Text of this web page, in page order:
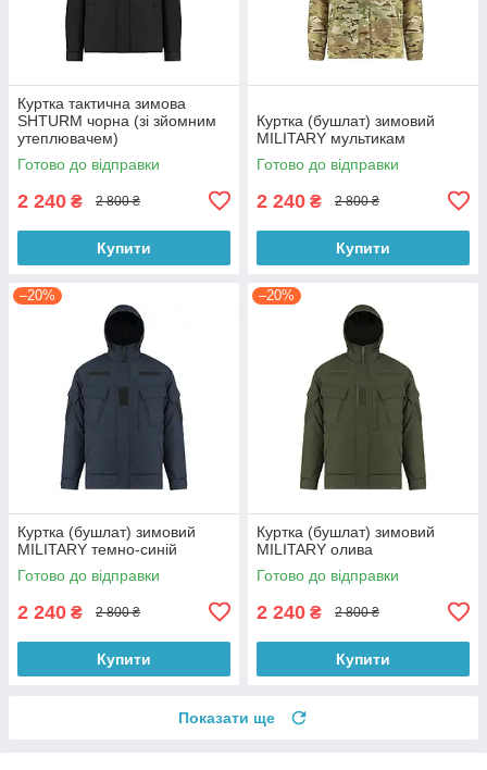
Куртка тактична зимова
SHTURM чорна (зі зйомним
утеплювачем)
Готово до відправки
2 240 ₴ 2 800 ₴
Купити
Куртка (бушлат) зимовий
MILITARY мультикам
Готово до відправки
2 240 ₴ 2 800 ₴
Купити
–20%
Куртка (бушлат) зимовий
MILITARY темно-синій
Готово до відправки
2 240 ₴ 2 800 ₴
Купити
–20%
Куртка (бушлат) зимовий
MILITARY олива
Готово до відправки
2 240 ₴ 2 800 ₴
Купити
Показати ще